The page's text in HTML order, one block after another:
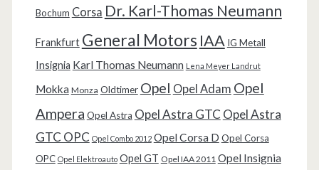
Bochum Corsa Dr. Karl-Thomas Neumann
Frankfurt General Motors IAA IG Metall
Insignia Karl Thomas Neumann Lena Meyer Landrut
Mokka Monza Oldtimer Opel Opel Adam Opel
Ampera Opel Astra Opel Astra GTC Opel Astra
GTC OPC Opel Combo 2012 Opel Corsa D Opel Corsa
OPC Opel Elektroauto Opel GT Opel IAA 2011 Opel Insignia